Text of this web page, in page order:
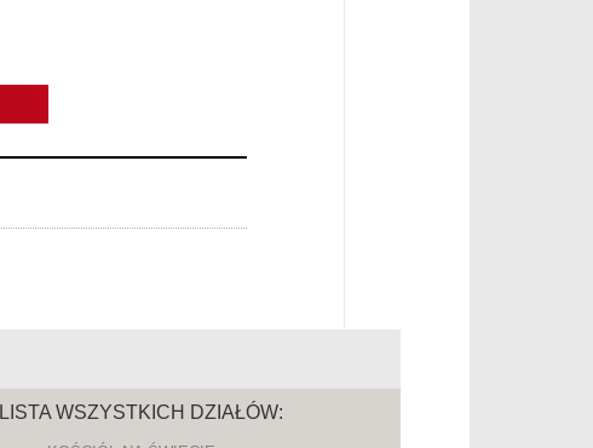
LISTA WSZYSTKICH DZIAŁÓW: